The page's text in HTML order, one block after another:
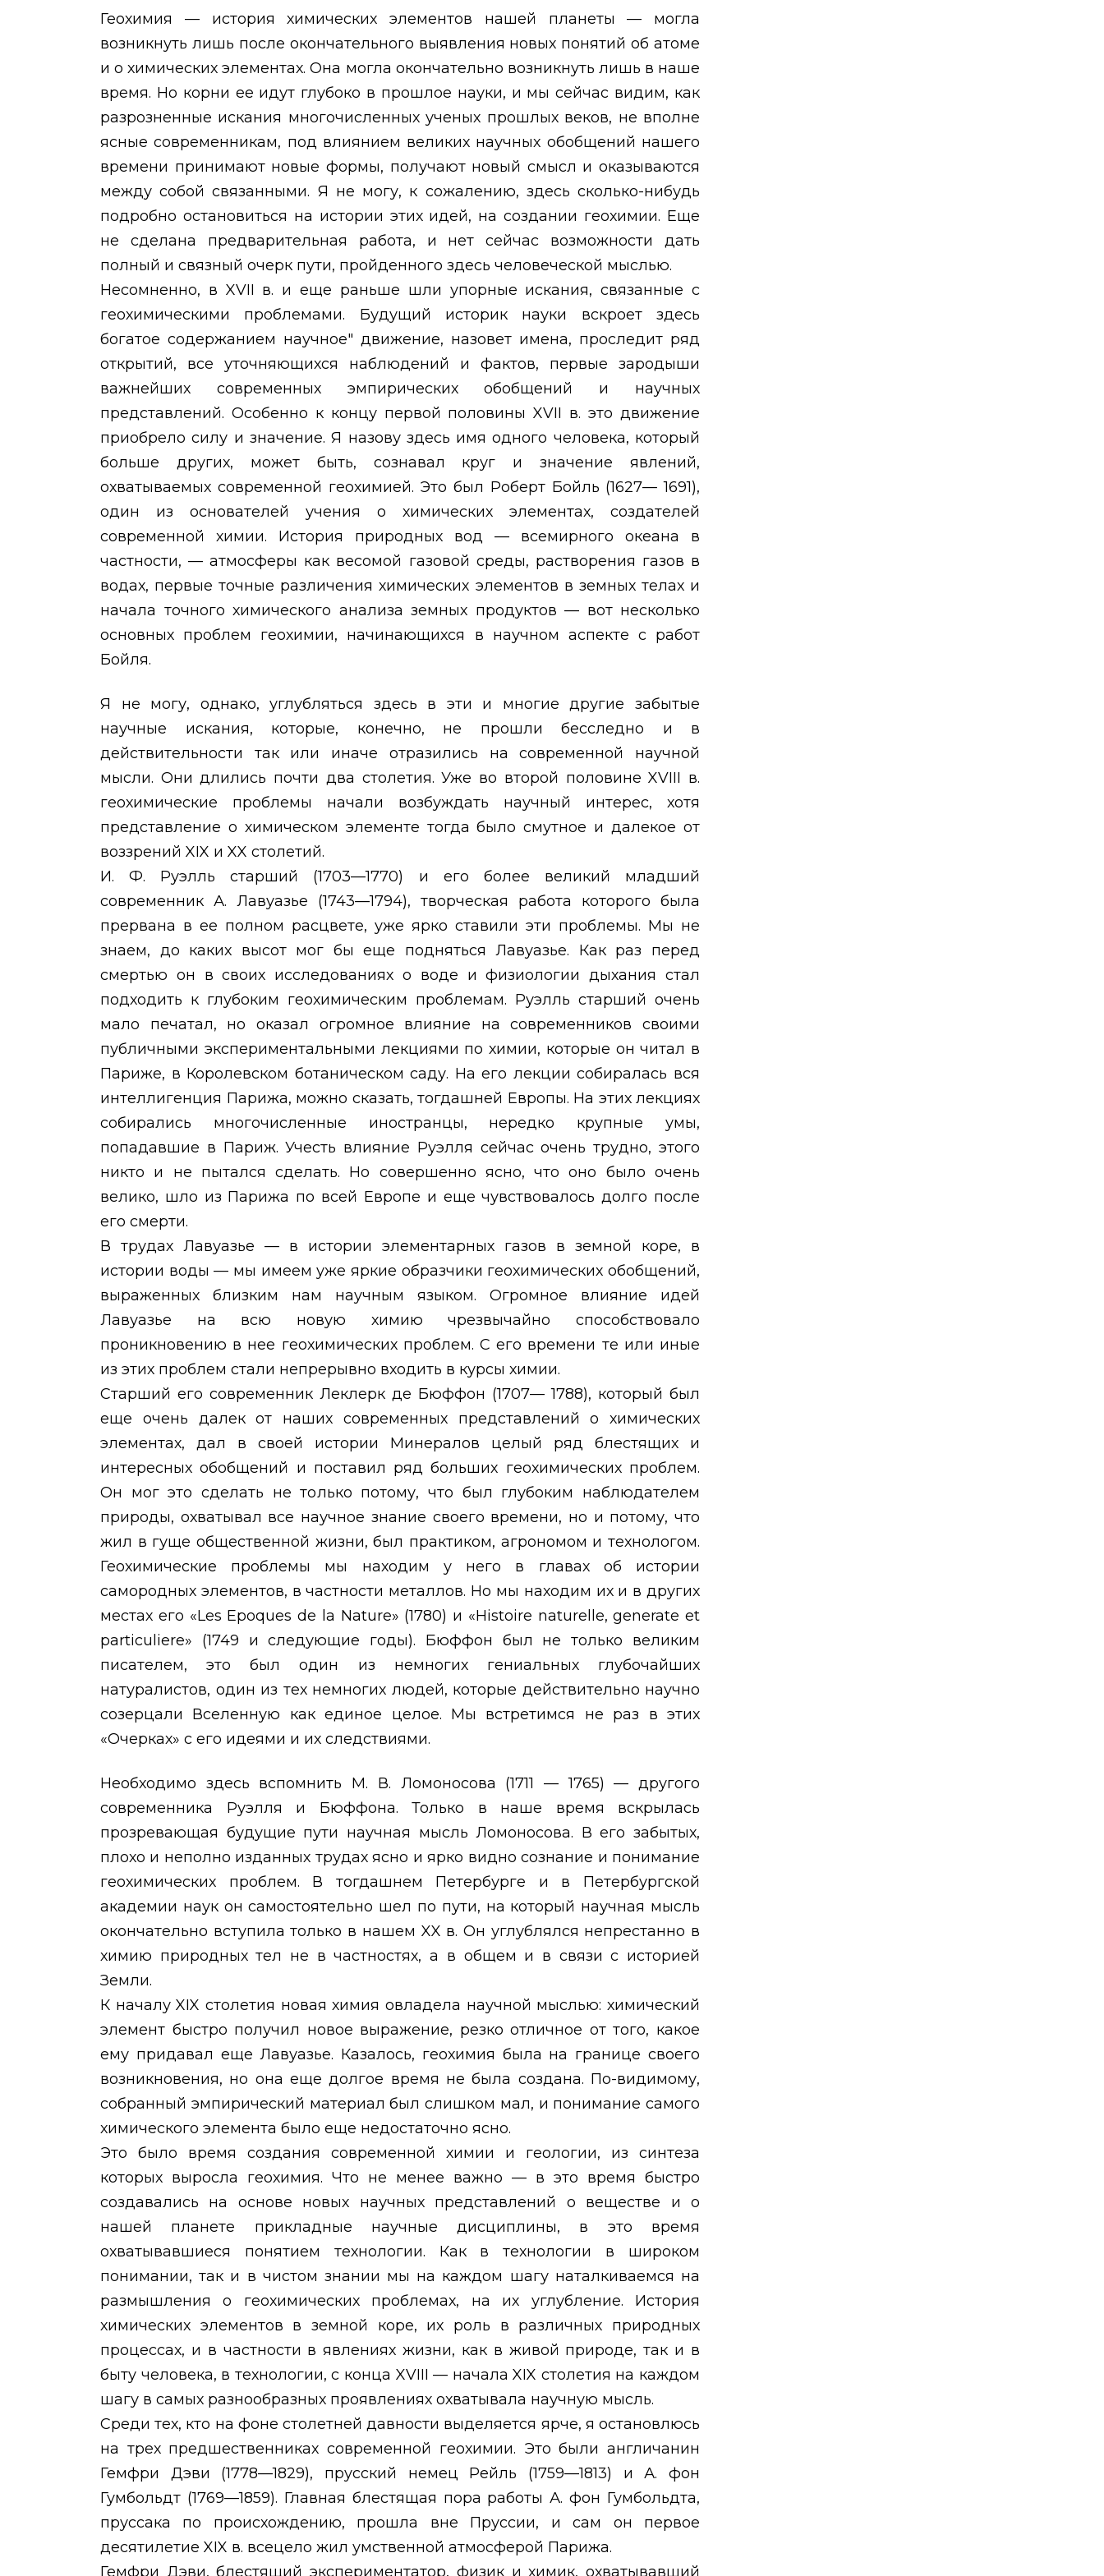
Геохимия — история химических элементов нашей планеты — могла
возникнуть лишь после окончательного выявления новых понятий об атоме
и о химических элементах. Она могла окончательно возникнуть лишь в наше
время. Но корни ее идут глубоко в прошлое науки, и мы сейчас видим, как
разрозненные искания многочисленных ученых прошлых веков, не вполне
ясные современникам, под влиянием великих научных обобщений нашего
времени принимают новые формы, получают новый смысл и оказываются
между собой связанными. Я не могу, к сожалению, здесь сколько-нибудь
подробно остановиться на истории этих идей, на создании геохимии. Еще
не сделана предварительная работа, и нет сейчас возможности дать
полный и связный очерк пути, пройденного здесь человеческой мыслью.
Несомненно, в XVII в. и еще раньше шли упорные искания, связанные с
геохимическими проблемами. Будущий историк науки вскроет здесь
богатое содержанием научное" движение, назовет имена, проследит ряд
открытий, все уточняющихся наблюдений и фактов, первые зародыши
важнейших современных эмпирических обобщений и научных
представлений. Особенно к концу первой половиныXVII в. это движение
приобрело силу и значение. Я назову здесь имя одного человека, который
больше других, может быть, сознавал круг и значение явлений,
охватываемых современной геохимией. Это был Роберт Бойль (1627— 1691),
один из основателей учения о химических элементах, создателей
современной химии. История природных вод — всемирного океана в
частности, — атмосферы как весомой газовой среды, растворения газов в
водах, первые точные различения химических элементов в земных телах и
начала точного химического анализа земных продуктов — вот несколько
основных проблем геохимии, начинающихся в научном аспекте с работ
Бойля.
Я не могу, однако, углубляться здесь в эти и многие другие забытые
научные искания, которые, конечно, не прошли бесследно и в
действительности так или иначе отразились на современной научной
мысли. Они длились почти два столетия. Уже во второй половинеXVIII в.
геохимические проблемы начали возбуждать научный интерес, хотя
представление о химическом элементе тогда было смутное и далекое от
воззрений XIX и XX столетий.
И. Ф. Руэлль старший (1703—1770) и его более великий младший
современник А. Лавуазье (1743—1794), творческая работа которого была
прервана в ее полном расцвете, уже ярко ставили эти проблемы. Мы не
знаем, до каких высот мог бы еще подняться Лавуазье. Как раз перед
смертью он в своих исследованиях о воде и физиологии дыхания стал
подходить к глубоким геохимическим проблемам. Руэлль старший очень
мало печатал, но оказал огромное влияние на современников своими
публичными экспериментальными лекциями по химии, которые он читал в
Париже, в Королевском ботаническом саду. На его лекции собиралась вся
интеллигенция Парижа, можно сказать, тогдашней Европы. На этих лекциях
собирались многочисленные иностранцы, нередко крупные умы,
попадавшие в Париж. Учесть влияние Руэлля сейчас очень трудно, этого
никто и не пытался сделать. Но совершенно ясно, что оно было очень
велико, шло из Парижа по всей Европе и еще чувствовалось долго после
его смерти.
В трудах Лавуазье — в истории элементарных газов в земной коре, в
истории воды — мы имеем уже яркие образчики геохимических обобщений,
выраженных близким нам научным языком. Огромное влияние идей
Лавуазье на всю новую химию чрезвычайно способствовало
проникновению в нее геохимических проблем. С его времени те или иные
из этих проблем стали непрерывно входить в курсы химии.
Старший его современник Леклерк де Бюффон (1707— 1788), который был
еще очень далек от наших современных представлений о химических
элементах, дал в своей истории Минералов целый ряд блестящих и
интересных обобщений и поставил ряд больших геохимических проблем.
Он мог это сделать не только потому, что был глубоким наблюдателем
природы, охватывал все научное знание своего времени, но и потому, что
жил в гуще общественной жизни, был практиком, агрономом и технологом.
Геохимические проблемы мы находим у него в главах об истории
самородных элементов, в частности металлов. Но мы находим их и в других
местах его «Les Epoques de la Nature» (1780) и «Histoire naturelle,generate et
particuliere» (1749 и следующие годы). Бюффон был не только великим
писателем, это был один из немногих гениальных глубочайших
натуралистов, один из тех немногих людей, которые действительно научно
созерцали Вселенную как единое целое. Мы встретимся не раз в этих
«Очерках» с его идеями и их следствиями.
Необходимо здесь вспомнить М. В. Ломоносова (1711 — 1765) — другого
современника Руэлля и Бюффона. Только в наше время вскрылась
прозревающая будущие пути научная мысль Ломоносова. В его забытых,
плохо и неполно изданных трудах ясно и ярко видно сознание и понимание
геохимических проблем. В тогдашнем Петербурге и в Петербургской
академии наук он самостоятельно шел по пути, на который научная мысль
окончательно вступила только в нашем XX в. Он углублялся непрестанно в
химию природных тел не в частностях, а в общем и в связи с историей
Земли.
К началуXIXстолетия новая химия овладела научной мыслью: химический
элемент быстро получил новое выражение, резко отличное от того, какое
ему придавал еще Лавуазье. Казалось, геохимия была на границе своего
возникновения, но она еще долгое время не была создана. По-видимому,
собранный эмпирический материал был слишком мал, и понимание самого
химического элемента было еще недостаточно ясно.
Это было время создания современной химии и геологии, из синтеза
которых выросла геохимия. Что не менее важно — в это время быстро
создавались на основе новых научных представлений о веществе и о
нашей планете прикладные научные дисциплины, в это время
охватывавшиеся понятием технологии. Как в технологии в широком
понимании, так и в чистом знании мы на каждом шагу наталкиваемся на
размышления о геохимических проблемах, на их углубление. История
химических элементов в земной коре, их роль в различных природных
процессах, и в частности в явлениях жизни, как в живой природе, так и в
быту человека, в технологии, с конца XVIII— началаXIX столетия на каждом
шагу в самых разнообразных проявлениях охватывала научную мысль.
Среди тех, кто на фоне столетней давности выделяется ярче, я остановлюсь
на трех предшественниках современной геохимии. Это были англичанин
Гемфри Дэви (1778—1829), прусский немец Рейль (1759—1813) и А. фон
Гумбольдт (1769—1859). Главная блестящая пора работы А. фон Гумбольдта,
пруссака по происхождению, прошла вне Пруссии, и сам он первое
десятилетие XIX в. всецело жил умственной атмосферой Парижа.
Гемфри Дэви, блестящий экспериментатор, физик и химик, охватывавший